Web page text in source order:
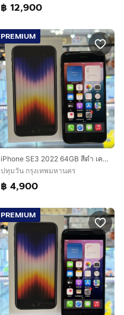
฿ 12,900
PREMIUM
iPhone SE3 2022 64GB สีดำ เครื่องศูนย์ โมเดลTH สภาพสวยมากๆ รองรับ5G สุขภาพแบต86% ครบยกกล่อง🔥🔥
ปทุมวัน กรุงเทพมหานคร
฿ 4,900
PREMIUM